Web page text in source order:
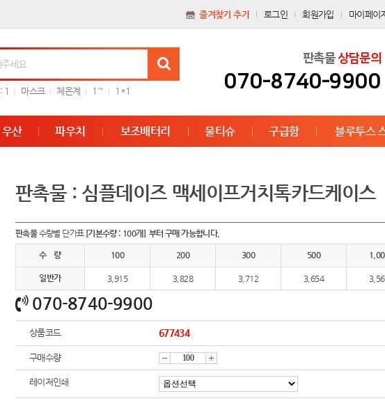
즐겨찾기 추가 로그인 회원가입 마이페이지
: 1 마스크 체온계 1'" 1*1
판촉물상담문의
070-8740-9900
우산 파우치 보조배터리 물티슈 구급함 블루투스
판촉물 : 심플데이즈 맥세이프거치톡카드케이스
판촉물수량별 단가표 [기본수량 : 100개] 부터 구매 가능합니다.
수 량 100 200 300 500
일반가 3,915 3,828 3,712 3,654
070-8740-9900
상품코드 677434
구매수량
감
증
레이저인쇄